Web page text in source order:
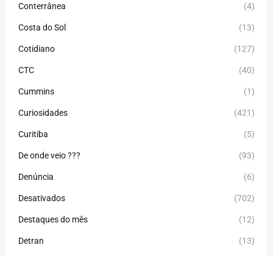
Conterrânea (4)
Costa do Sol (13)
Cotidiano (127)
CTC (40)
Cummins (1)
Curiosidades (421)
Curitiba (5)
De onde veio ??? (93)
Denúncia (6)
Desativados (702)
Destaques do mês (12)
Detran (13)